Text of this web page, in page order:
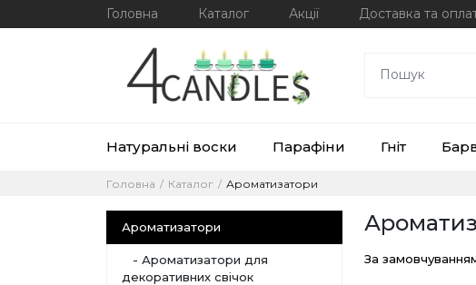
Головна Каталог Акції Доставка та
Натуральні воски Парафіни Гніт
Головна Каталог Ароматизатори
Ароматизатори
- Ароматизатори для
декоративних свічок
За